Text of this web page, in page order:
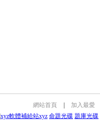
網站首頁
加入最愛
xyz軟體補給站xyz 命題光碟 題庫光碟